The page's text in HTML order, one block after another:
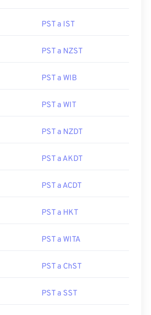
PST a IST
PST a NZST
PST a WIB
PST a WIT
PST a NZDT
PST a AKDT
PST a ACDT
PST a HKT
PST a WITA
PST a ChST
PST a SST